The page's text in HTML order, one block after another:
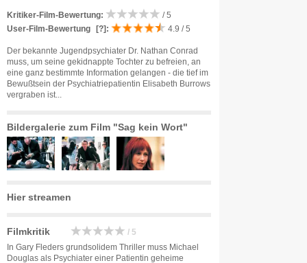
Kritiker-Film-Bewertung:
/ 5
User-Film-Bewertung
[?] : 4.9 / 5
Der bekannte Jugendpsychiater Dr. Nathan Conrad
muss, um seine gekidnappte Tochter zu befreien, an
eine ganz bestimmte Information gelangen - die tief im
Bewußtsein der Psychiatriepatientin Elisabeth Burrows
vergraben ist...
Bildergalerie zum Film "Sag kein Wort"
Hier streamen
Filmkritik / 5
In Gary Fleders grundsolidem Thriller muss Michael
Douglas als Psychiater einer Patientin geheime